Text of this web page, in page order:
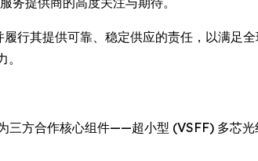
行其提供可靠、稳定供应的责任，以满足
三方合作核心组件——超小型 (VSFF) 多芯光